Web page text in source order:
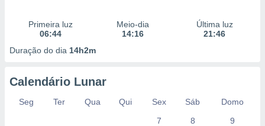
Primeira luz
06:44
Meio-dia
14:16
Última luz
21:46
Duração do dia 14h2m
Calendário Lunar
Seg Ter Qua Qui Sex Sáb
Domo
7
8 9